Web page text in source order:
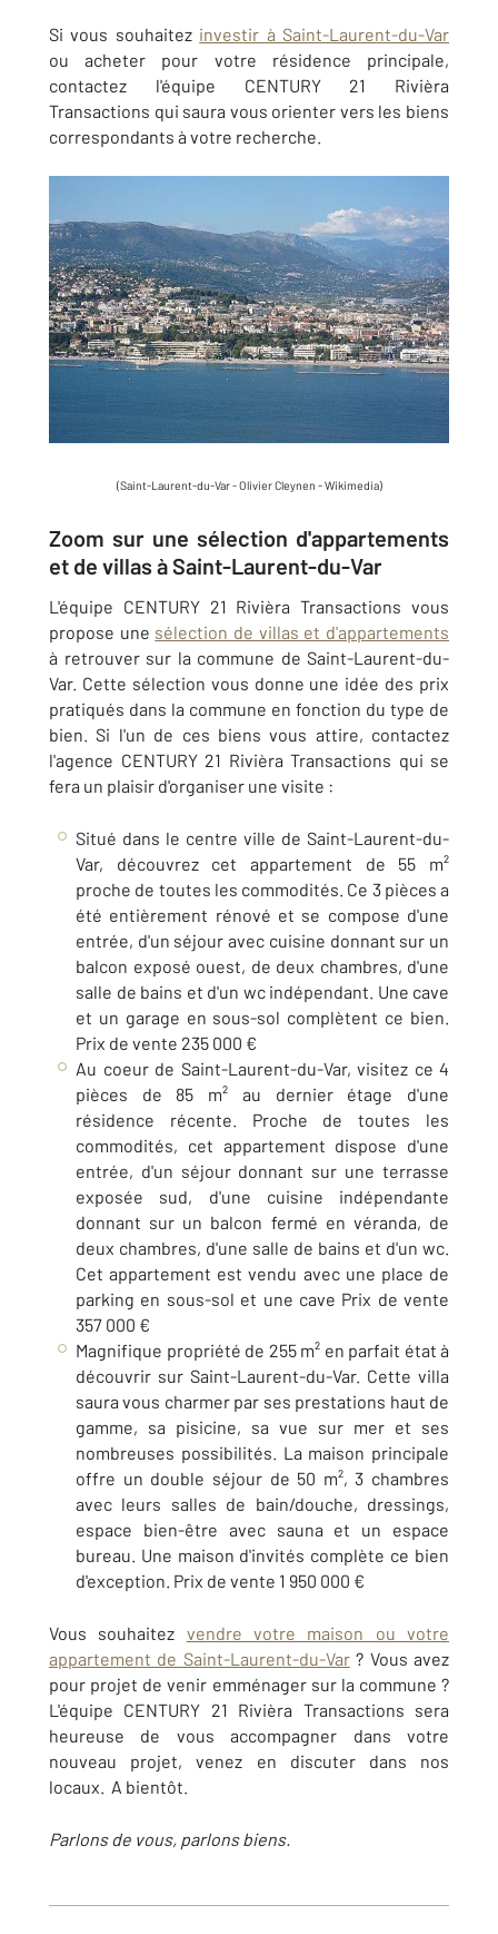
Si vous souhaitez investir à Saint-Laurent-du-Var
ou acheter pour votre résidence principale,
contactez l'équipe CENTURY 21 Rivièra
Transactions qui saura vous orienter vers les biens
correspondants à votre recherche.
(Saint-Laurent-du-Var - Olivier Cleynen - Wikimedia)
Zoom sur une sélection d'appartements
et de villas à Saint-Laurent-du-Var
L'équipe CENTURY 21 Rivièra Transactions vous
propose une sélection de villas et d'appartements
à retrouver sur la commune de Saint-Laurent-du-
Var. Cette sélection vous donne une idée des prix
pratiqués dans la commune en fonction du type de
bien. Si l'un de ces biens vous attire, contactez
l'agence CENTURY 21 Rivièra Transactions qui se
fera un plaisir d'organiser une visite :
Situé dans le centre ville de Saint-Laurent-du-
Var, découvrez cet appartement de 55 m²
proche de toutes les commodités. Ce 3 pièces a
été entièrement rénové et se compose d'une
entrée, d'un séjour avec cuisine donnant sur un
balcon exposé ouest, de deux chambres, d'une
salle de bains et d'un wc indépendant. Une cave
et un garage en sous-sol complètent ce bien.
Prix de vente 235 000 €
Au coeur de Saint-Laurent-du-Var, visitez ce 4
pièces de 85 m² au dernier étage d'une
résidence récente. Proche de toutes les
commodités, cet appartement dispose d'une
entrée, d'un séjour donnant sur une terrasse
exposée sud, d'une cuisine indépendante
donnant sur un balcon fermé en véranda, de
deux chambres, d'une salle de bains et d'un wc.
Cet appartement est vendu avec une place de
parking en sous-sol et une cave Prix de vente
357 000 €
Magnifique propriété de 255 m² en parfait état à
découvrir sur Saint-Laurent-du-Var. Cette villa
saura vous charmer par ses prestations haut de
gamme, sa pisicine, sa vue sur mer et ses
nombreuses possibilités. La maison principale
offre un double séjour de 50 m², 3 chambres
avec leurs salles de bain/douche, dressings,
espace bien-être avec sauna et un espace
bureau. Une maison d'invités complète ce bien
d'exception. Prix de vente 1 950 000 €
Vous souhaitez vendre votre maison ou votre
appartement de Saint-Laurent-du-Var? Vous avez
pour projet de venir emménager sur la commune ?
L'équipe CENTURY 21 Rivièra Transactions sera
heureuse de vous accompagner dans votre
nouveau projet, venez en discuter dans nos
locaux. A bientôt.
Parlons de vous, parlons biens.